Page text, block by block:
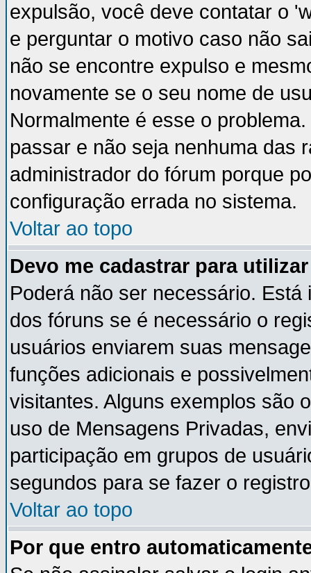
expulsão, você deve contatar o
e perguntar o motivo caso não
não se encontre expulso e
novamente se o seu nome de
Normalmente é esse o
passar e não seja nenhuma das
administrador do fórum porque
configuração errada no sistema.
Voltar ao topo
Devo me cadastrar para
Poderá não ser necessário.
dos fóruns se é necessário o
usuários enviarem suas
funções adicionais e
visitantes. Alguns exemplos são
uso de Mensagens Privadas,
participação em grupos de
segundos para se fazer o
Voltar ao topo
Por que entro